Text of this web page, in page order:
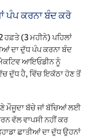
ਪੰਪ ਕਰਨਾ ਬੰਦ ਕਰੋ
(3 ਮਹੀਨੇ) ਪਹਿਲਾਂ
ਦਾ ਦੁੱਧ ਪੰਪ ਕਰਨਾ ਬੰਦ
ਆਇਓਡੀਨ ਨੂੰ
ਦੁੱਧ ਹੈ, ਵਿੱਚ ਇਕੱਠਾ ਹੋਣ ਤੋਂ
ਮੌਜੂਦਾ ਬੱਚੇ ਜਾਂ ਬੱਚਿਆਂ ਲਈ
ਵੱਲ ਵਾਪਸੀ ਨਹੀਂ ਕਰ
ਛਾਤੀਆਂ ਦਾ ਦੁੱਧ ਉਹਨਾਂ